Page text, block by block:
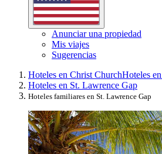
Anunciar una propiedad
Mis viajes
Sugerencias
Hoteles en Christ ChurchHoteles
Hoteles en St. Lawrence Gap
Hoteles familiares en St. Lawrence Gap